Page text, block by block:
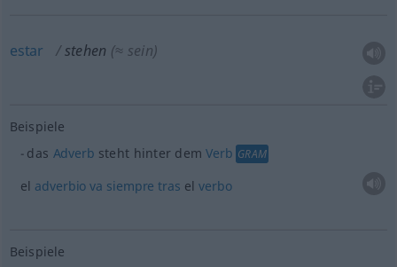
estar stehen (≈ sein)
Beispiele
das Adverb steht hinter demVerb GRAM
el adverbio va siempre tras elverbo
Beispiele